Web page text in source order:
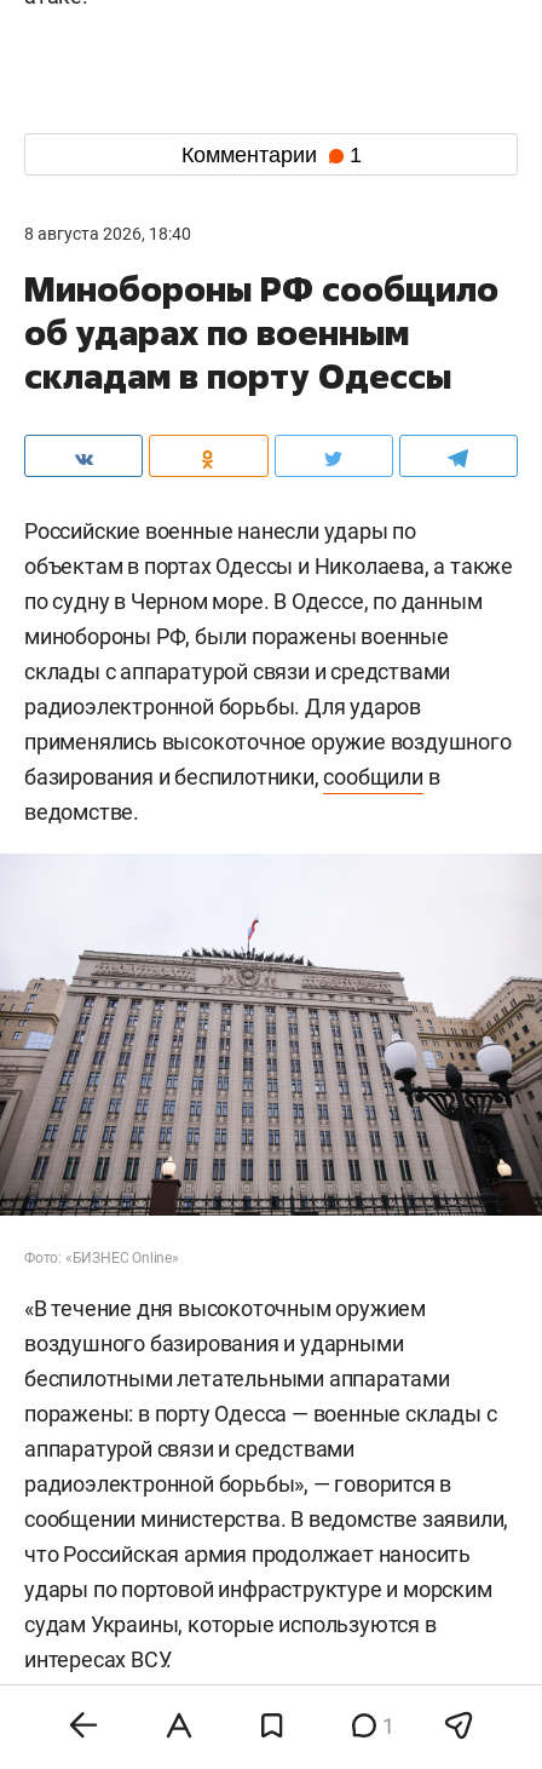
Комментарии 1
8 августа 2026, 18:40
Минобороны РФ сообщило
об ударах по военным
складам в порту Одессы
Российские военные нанесли удары по
объектам в портах Одессы и Николаева, а также
по судну в Черном море. В Одессе, по данным
минобороны РФ, были поражены военные
склады с аппаратурой связи и средствами
радиоэлектронной борьбы. Для ударов
применялись высокоточное оружие воздушного
базирования и беспилотники,сообщили в
ведомстве.
Фото: «БИЗНЕС Online»
«В течение дня высокоточным оружием
воздушного базирования и ударными
беспилотными летательными аппаратами
поражены: в порту Одесса — военные склады с
аппаратурой связи и средствами
радиоэлектронной борьбы», — говорится в
сообщении министерства. В ведомстве заявили,
что Российская армия продолжает наносить
удары по портовой инфраструктуре и морским
судам Украины, которые используются в
интересах ВСУ.
В порту Николаева российские военные также
1